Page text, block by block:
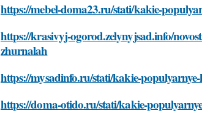
https://mebel-doma23.ru/stati/kakie-
https://krasivyj-ogorod.zelynyjsad.info/
zhurnalah
https://mysadinfo.ru/stati/kakie-
https://doma-otido.ru/stati/kakie-